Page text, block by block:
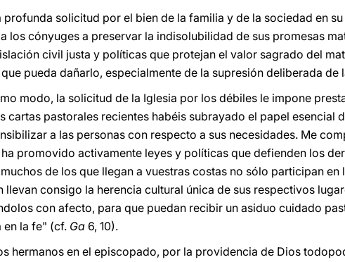
profunda solicitud por el bien de la familia y de la sociedad en
los cónyuges a preservar la indisolubilidad de sus promesas
civil justa y políticas que protejan el valor sagrado del
pueda dañarlo, especialmente de la supresión deliberada de
modo, la solicitud de la Iglesia por los débiles le impone
cartas pastorales recientes habéis subrayado el papel esencial
a las personas con respecto a sus necesidades. Me
promovido activamente leyes y políticas que defienden los
de los que llegan a vuestras costas no sólo participan
llevan consigo la herencia cultural única de sus respectivos
con afecto, para que puedan recibir un asiduo cuidado
en la fe" (cf. Ga 6, 10).
hermanos en el episcopado, por la providencia de Dios